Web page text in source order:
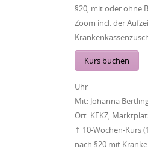
§20, mit oder ohne
Zoom incl. der
Kurs buchen
Uhr
Mit: Johanna
Ort: KEKZ,
↑ 10-Wochen-Kurs
nach §20 mit